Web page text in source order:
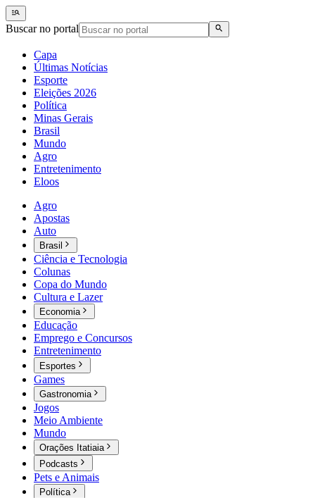
Buscar no portal
Capa
Últimas Notícias
Esporte
Eleições 2026
Política
Minas Gerais
Brasil
Mundo
Agro
Entretenimento
Eloos
Agro
Apostas
Auto
Brasil
Ciência e Tecnologia
Colunas
Copa do Mundo
Cultura e Lazer
Economia
Educação
Emprego e Concursos
Entretenimento
Esportes
Games
Gastronomia
Jogos
Meio Ambiente
Mundo
Orações Itatiaia
Podcasts
Pets e Animais
Política